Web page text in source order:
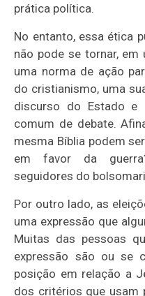
prática política.
No entanto, essa ética
não pode se tornar,
uma norma de ação
do cristianismo, uma
discurso do Estado
comum de debate.
mesma Bíblia podem
em favor da
seguidores do
Por outro lado, as
uma expressão que
Muitas das pessoas
expressão são ou se
posição em relação a
dos critérios que usam